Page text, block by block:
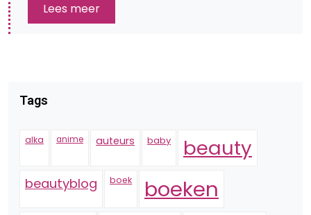
Lees meer
Tags
alka anime auteurs baby beauty
beautyblog boek boeken